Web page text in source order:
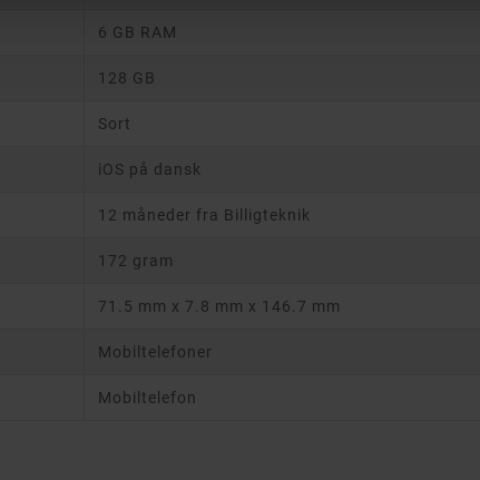
6 GB RAM
128 GB
Sort
iOS på dansk
12 måneder fra Billigteknik
172 gram
71.5 mm x 7.8 mm x 146.7 mm
Mobiltelefoner
Mobiltelefon